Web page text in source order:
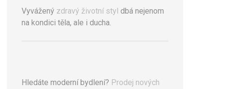
Vyvážený zdravý životní styl dbá nejenom
na kondici těla, ale i ducha.
Hledáte moderní bydlení? Prodej nových